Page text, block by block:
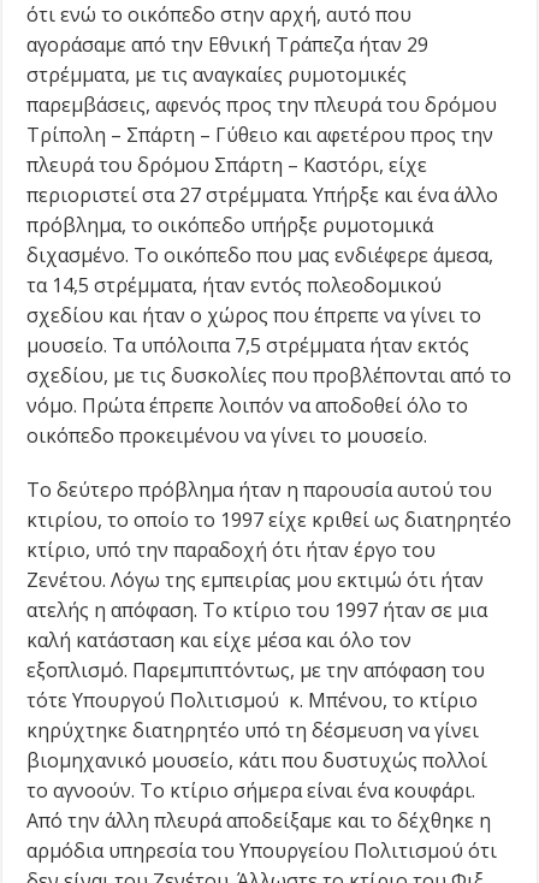
ότι ενώ το οικόπεδο στην αρχή, αυτό που
αγοράσαμε από την Εθνική Τράπεζα ήταν 29
στρέμματα, με τις αναγκαίες ρυμοτομικές
παρεμβάσεις, αφενός προς την πλευρά του δρόμου
Τρίπολη – Σπάρτη – Γύθειο και αφετέρου προς την
πλευρά του δρόμου Σπάρτη – Καστόρι, είχε
περιοριστεί στα 27 στρέμματα. Υπήρξε και ένα άλλο
πρόβλημα, το οικόπεδο υπήρξε ρυμοτομικά
διχασμένο. Το οικόπεδο που μας ενδιέφερε άμεσα,
τα 14,5 στρέμματα, ήταν εντός πολεοδομικού
σχεδίου και ήταν ο χώρος που έπρεπε να γίνει το
μουσείο. Τα υπόλοιπα 7,5 στρέμματα ήταν εκτός
σχεδίου, με τις δυσκολίες που προβλέπονται από το
νόμο. Πρώτα έπρεπε λοιπόν να αποδοθεί όλο το
οικόπεδο προκειμένου να γίνει το μουσείο.
Το δεύτερο πρόβλημα ήταν η παρουσία αυτού του
κτιρίου, το οποίο το 1997 είχε κριθεί ως διατηρητέο
κτίριο, υπό την παραδοχή ότι ήταν έργο του
Ζενέτου. Λόγω της εμπειρίας μου εκτιμώ ότι ήταν
ατελής η απόφαση. Το κτίριο του 1997 ήταν σε μια
καλή κατάσταση και είχε μέσα και όλο τον
εξοπλισμό. Παρεμπιπτόντως, με την απόφαση του
τότε Υπουργού Πολιτισμού κ. Μπένου, το κτίριο
κηρύχτηκε διατηρητέο υπό τη δέσμευση να γίνει
βιομηχανικό μουσείο, κάτι που δυστυχώς πολλοί
το αγνοούν. Το κτίριο σήμερα είναι ένα κουφάρι.
Από την άλλη πλευρά αποδείξαμε και το δέχθηκε η
αρμόδια υπηρεσία του Υπουργείου Πολιτισμού ότι